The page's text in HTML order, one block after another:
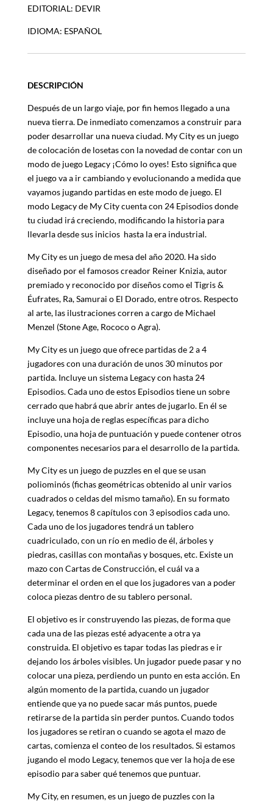
EDITORIAL: DEVIR
IDIOMA: ESPAÑOL
DESCRIPCIÓN
Después de un largo viaje, por fin hemos llegado a una
nueva tierra. De inmediato comenzamos a construir para
poder desarrollar una nueva ciudad. My City es un juego
de colocación de losetas con la novedad de contar con un
modo de juego Legacy ¡Cómo lo oyes! Esto significa que
el juego va a ir cambiando y evolucionando a medida que
vayamos jugando partidas en este modo de juego. El
modo Legacy de My City cuenta con 24 Episodios donde
tu ciudad irá creciendo, modificando la historia para
llevarla desde sus inicios hasta la era industrial.
My City es un juego de mesa del año 2020. Ha sido
diseñado por el famosos creador Reiner Knizia, autor
premiado y reconocido por diseños como el Tigris &
Éufrates, Ra, Samurai o El Dorado, entre otros. Respecto
al arte, las ilustraciones corren a cargo de Michael
Menzel (Stone Age, Rococo o Agra).
My City es un juego que ofrece partidas de 2 a 4
jugadores con una duración de unos 30 minutos por
partida. Incluye un sistema Legacy con hasta 24
Episodios. Cada uno de estos Episodios tiene un sobre
cerrado que habrá que abrir antes de jugarlo. En él se
incluye una hoja de reglas específicas para dicho
Episodio, una hoja de puntuación y puede contener otros
componentes necesarios para el desarrollo de la partida.
My City es un juego de puzzles en el que se usan
poliominós (fichas geométricas obtenido al unir varios
cuadrados o celdas del mismo tamaño). En su formato
Legacy, tenemos 8 capítulos con 3 episodios cada uno.
Cada uno de los jugadores tendrá un tablero
cuadriculado, con un río en medio de él, árboles y
piedras, casillas con montañas y bosques, etc. Existe un
mazo con Cartas de Construcción, el cuál va a
determinar el orden en el que los jugadores van a poder
coloca piezas dentro de su tablero personal.
El objetivo es ir construyendo las piezas, de forma que
cada una de las piezas esté adyacente a otra ya
construida. El objetivo es tapar todas las piedras e ir
dejando los árboles visibles. Un jugador puede pasar y no
colocar una pieza, perdiendo un punto en esta acción. En
algún momento de la partida, cuando un jugador
entiende que ya no puede sacar más puntos, puede
retirarse de la partida sin perder puntos. Cuando todos
los jugadores se retiran o cuando se agota el mazo de
cartas, comienza el conteo de los resultados. Si estamos
jugando el modo Legacy, tenemos que ver la hoja de ese
episodio para saber qué tenemos que puntuar.
My City, en resumen, es un juego de puzzles con la